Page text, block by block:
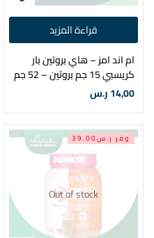
قراءة المزيد
ام اند امز – هاي بروتين بار
كريسبي 15 جم بروتين – 52 جم
14,00ر.س
Out of stock
وفر ر.س39.00